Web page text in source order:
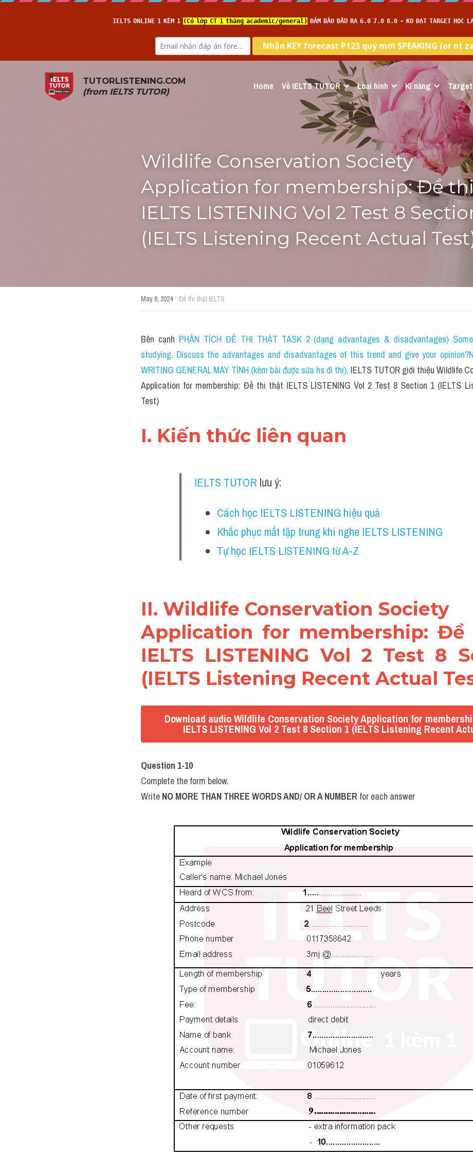
TUTORLISTENING.COM
(from IELTS TUTOR) Home Về IELTS TUTOR Loại hình Kĩ năng Target
Wildlife Conservation Society
Application for membership: Đề
IELTS LISTENING Vol 2 Test 8
(IELTS Listening Recent Actual
May 6, 2024· Đề thi thật IELTS
Bên cạnh PHÂN TÍCH ĐỀ THI THẬT TASK 2 (dạng advantages & disadvantages)
studying. Discuss the advantages and disadvantages of this trend and give your
WRITING GENERAL MÁY TÍNH (kèm bài được sửa hs đi thi), IELTS TUTOR giới thiệu Wildlife
Application for membership: Đề thi thật IELTS LISTENING Vol 2 Test 8 Section 1 (IELTS
Test)
I. Kiến thức liên quan
IELTS TUTOR lưu ý:
Cách học IELTS LISTENING hiệu quả
Khắc phục mất tập trung khi nghe IELTS LISTENING
Tự học IELTS LISTENING từ A-Z
II. Wildlife Conservation Society
Application for membership:
IELTS LISTENING Vol 2 Test 8
(IELTS Listening Recent Actual
Download audio Wildlife Conservation Society Application for
IELTS LISTENING Vol 2 Test 8 Section 1 (IELTS Listening Recent
Question 1-10
Complete the form below.
Write NO MORE THAN THREE WORDS AND/ OR A NUMBER for each answer